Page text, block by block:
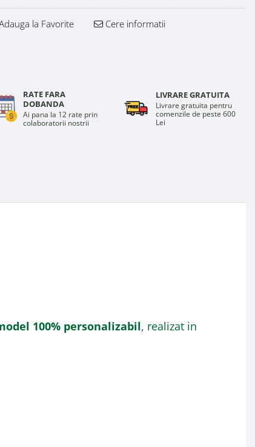
la Favorite Cere informatii
RATE FARA
DOBANDA
Ai pana la 12 rate prin
colaboratorii nostrii
LIVRARE GRATUITA
Livrare gratuita pentru
comenzile de peste 600
Lei
100% personalizabil, realizat in